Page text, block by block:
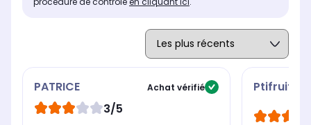
PATRICE Achat vérifié
3/5
Ptifruit